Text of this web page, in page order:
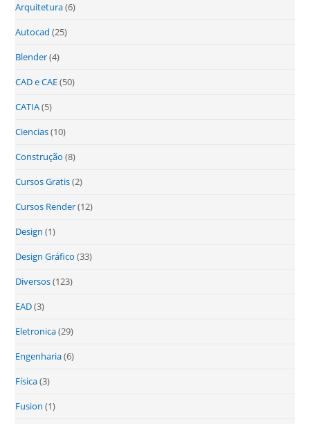
Arquitetura(6)
Autocad (25)
Blender(4)
CAD e CAE(50)
CATIA(5)
Ciencias(10)
Construção (8)
Cursos Gratis(2)
Cursos Render(12)
Design (1)
Design Gráfico (33)
Diversos(123)
EAD(3)
Eletronica(29)
Engenharia(6)
Física(3)
Fusion (1)